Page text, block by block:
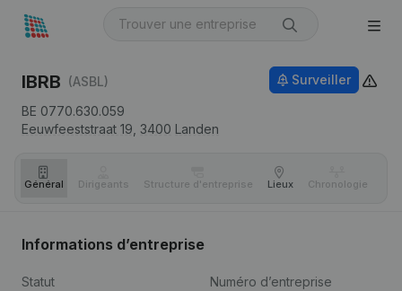
IBRB (ASBL)
BE 0770.630.059
Eeuwfeeststraat 19, 3400 Landen
Surveiller
Général Dirigeants Structure d'entreprise Lieux Chronologie
Informations d’entreprise
Statut
Numéro d’entreprise